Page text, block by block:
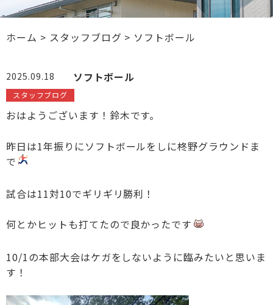
ホーム > スタッフブログ > ソフトボール
2025.09.18 ソフトボール
スタッフブログ
おはようございます！鈴木です。
昨日は1年振りにソフトボールをしに柊野グラウンドま
で
試合は11対10でギリギリ勝利！
何とかヒットも打てたので良かったです
10/1の本部大会はケガをしないように臨みたいと思いま
す！